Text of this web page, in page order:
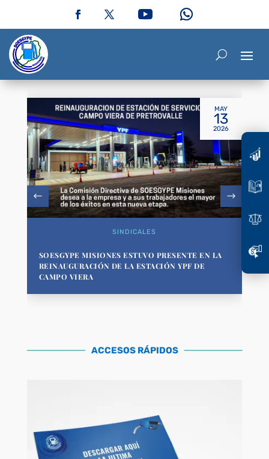
MAY
13
2026
SINDICALES
SOESGYPE MISIONES ESTUVO PRESENTE EN LA
REINAUGURACIÓN DE LA ESTACIÓN YPF DE
CAMPO VIERA
ACCESOS RÁPIDOS